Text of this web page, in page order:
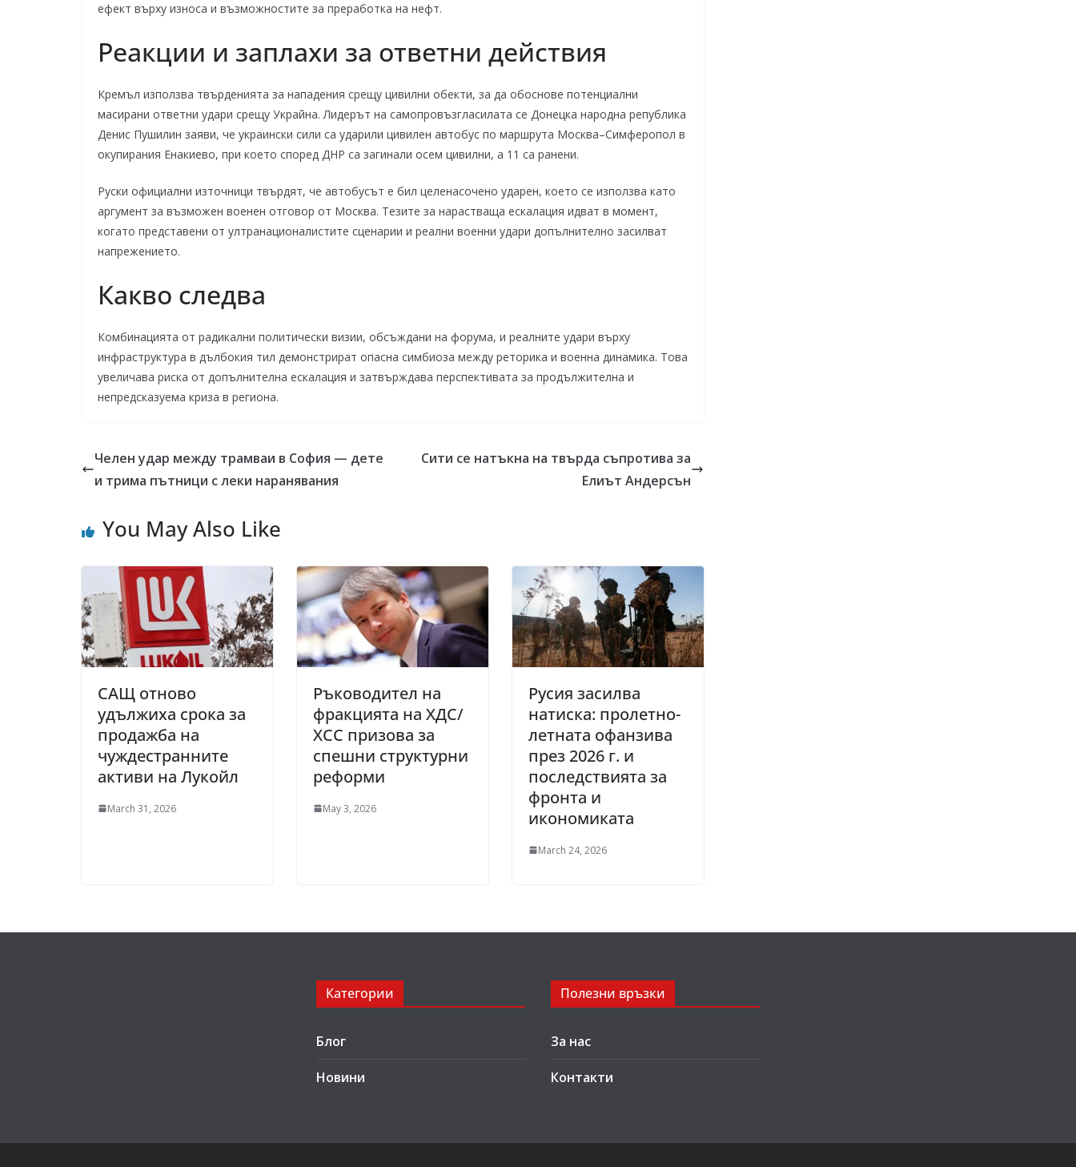
ефект върху износа и възможностите за преработка на нефт.
Реакции и заплахи за ответни действия
Кремъл използва твърденията за нападения срещу цивилни обекти, за да обоснове потенциални
масирани ответни удари срещу Украйна. Лидерът на самопровъзгласилата се Донецка народна република
Денис Пушилин заяви, че украински сили са ударили цивилен автобус по маршрута Москва–Симферопол в
окупирания Енакиево, при което според ДНР са загинали осем цивилни, а 11 са ранени.
Руски официални източници твърдят, че автобусът е бил целенасочено ударен, което се използва като
аргумент за възможен военен отговор от Москва. Тезите за нарастваща ескалация идват в момент,
когато представени от ултранационалистите сценарии и реални военни удари допълнително засилват
напрежението.
Какво следва
Комбинацията от радикални политически визии, обсъждани на форума, и реалните удари върху
инфраструктура в дълбокия тил демонстрират опасна симбиоза между реторика и военна динамика. Това
увеличава риска от допълнителна ескалация и затвърждава перспективата за продължителна и
непредсказуема криза в региона.
Челен удар между трамваи в София — дете
и трима пътници с леки наранявания
Сити се натъкна на твърда съпротива за
Елиът Андерсън
You May Also Like
САЩ отново
удължиха срока за
продажба на
чуждестранните
активи на Лукойл
March 31, 2026
Ръководител на
фракцията на ХДС/
ХСС призова за
спешни структурни
реформи
May 3, 2026
Русия засилва
натиска: пролетно-
летната офанзива
през 2026 г. и
последствията за
фронта и
икономиката
March 24, 2026
Категории
Блог
Новини
Полезни връзки
За нас
Контакти